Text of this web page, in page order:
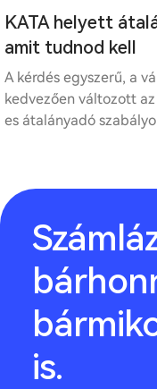
KATA helyett
amit tudnod kell
A kérdés egyszerű, a
kedvezően változott
es átalányadó
is.